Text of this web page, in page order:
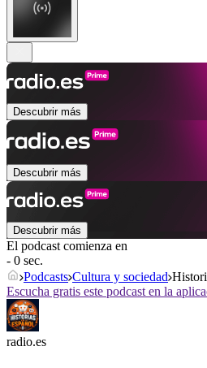
Descubrir más
Descubrir más
Descubrir más
El podcast comienza en
- 0 sec.
Podcasts Cultura y sociedad
Escucha gratis este podcast en la
radio.es